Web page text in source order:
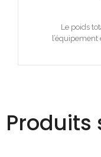
Le poids
Produits